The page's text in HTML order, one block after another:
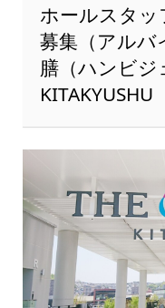
ホールスタ
募集（アルバ
膳（ハンビ
KITAKYUSHU